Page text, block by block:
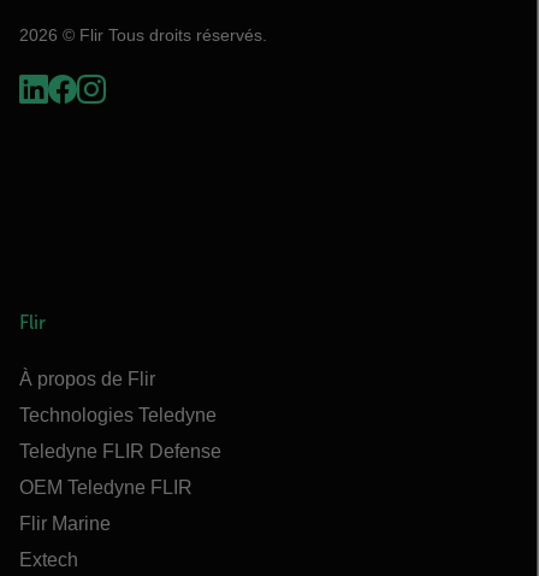
2026 © Flir Tous droits réservés.
Flir
À propos de Flir
Technologies Teledyne
Teledyne FLIR Defense
OEM Teledyne FLIR
Flir Marine
Extech